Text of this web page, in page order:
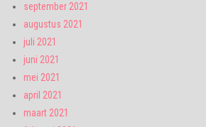
september 2021
augustus 2021
juli 2021
juni 2021
mei 2021
april 2021
maart 2021